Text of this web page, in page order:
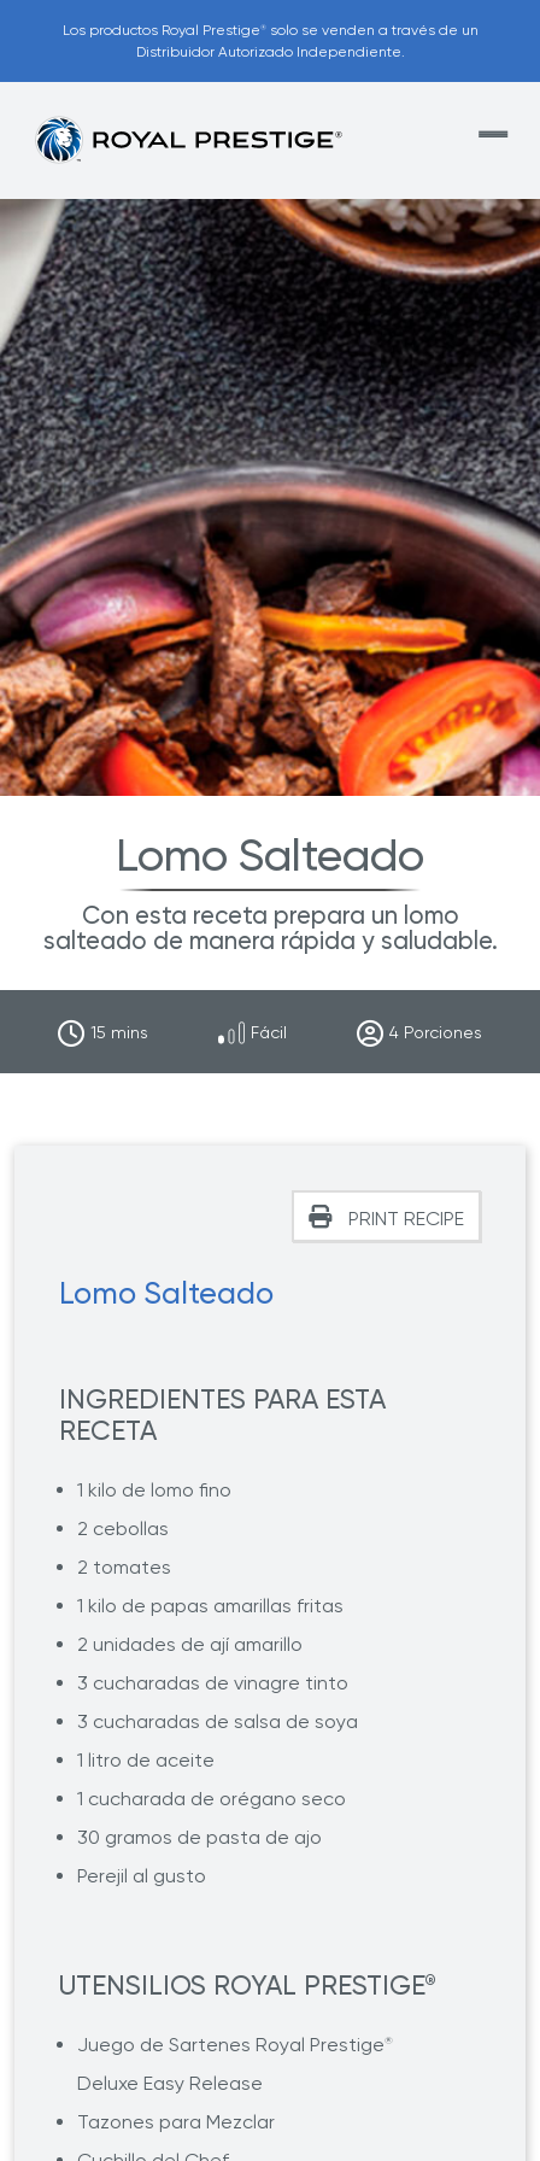
Los productos Royal Prestige®solo se venden a través de un
Distribuidor Autorizado Independiente.
Lomo Salteado
Con esta receta prepara un lomo
salteado de manera rápida y saludable.
15 mins Fácil 4 Porciones
PRINT RECIPE
Lomo Salteado
INGREDIENTES PARA ESTA
RECETA
1 kilo de lomo fino
2 cebollas
2 tomates
1 kilo de papas amarillas fritas
2 unidades de ají amarillo
3 cucharadas de vinagre tinto
3 cucharadas de salsa de soya
1 litro de aceite
1 cucharada de orégano seco
30 gramos de pasta de ajo
Perejil al gusto
UTENSILIOS ROYAL PRESTIGE®
Juego de Sartenes Royal Prestige®
Deluxe Easy Release
Tazones para Mezclar